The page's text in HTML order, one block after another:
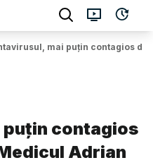
mai puțin contagios
puțin contagios
Adrian